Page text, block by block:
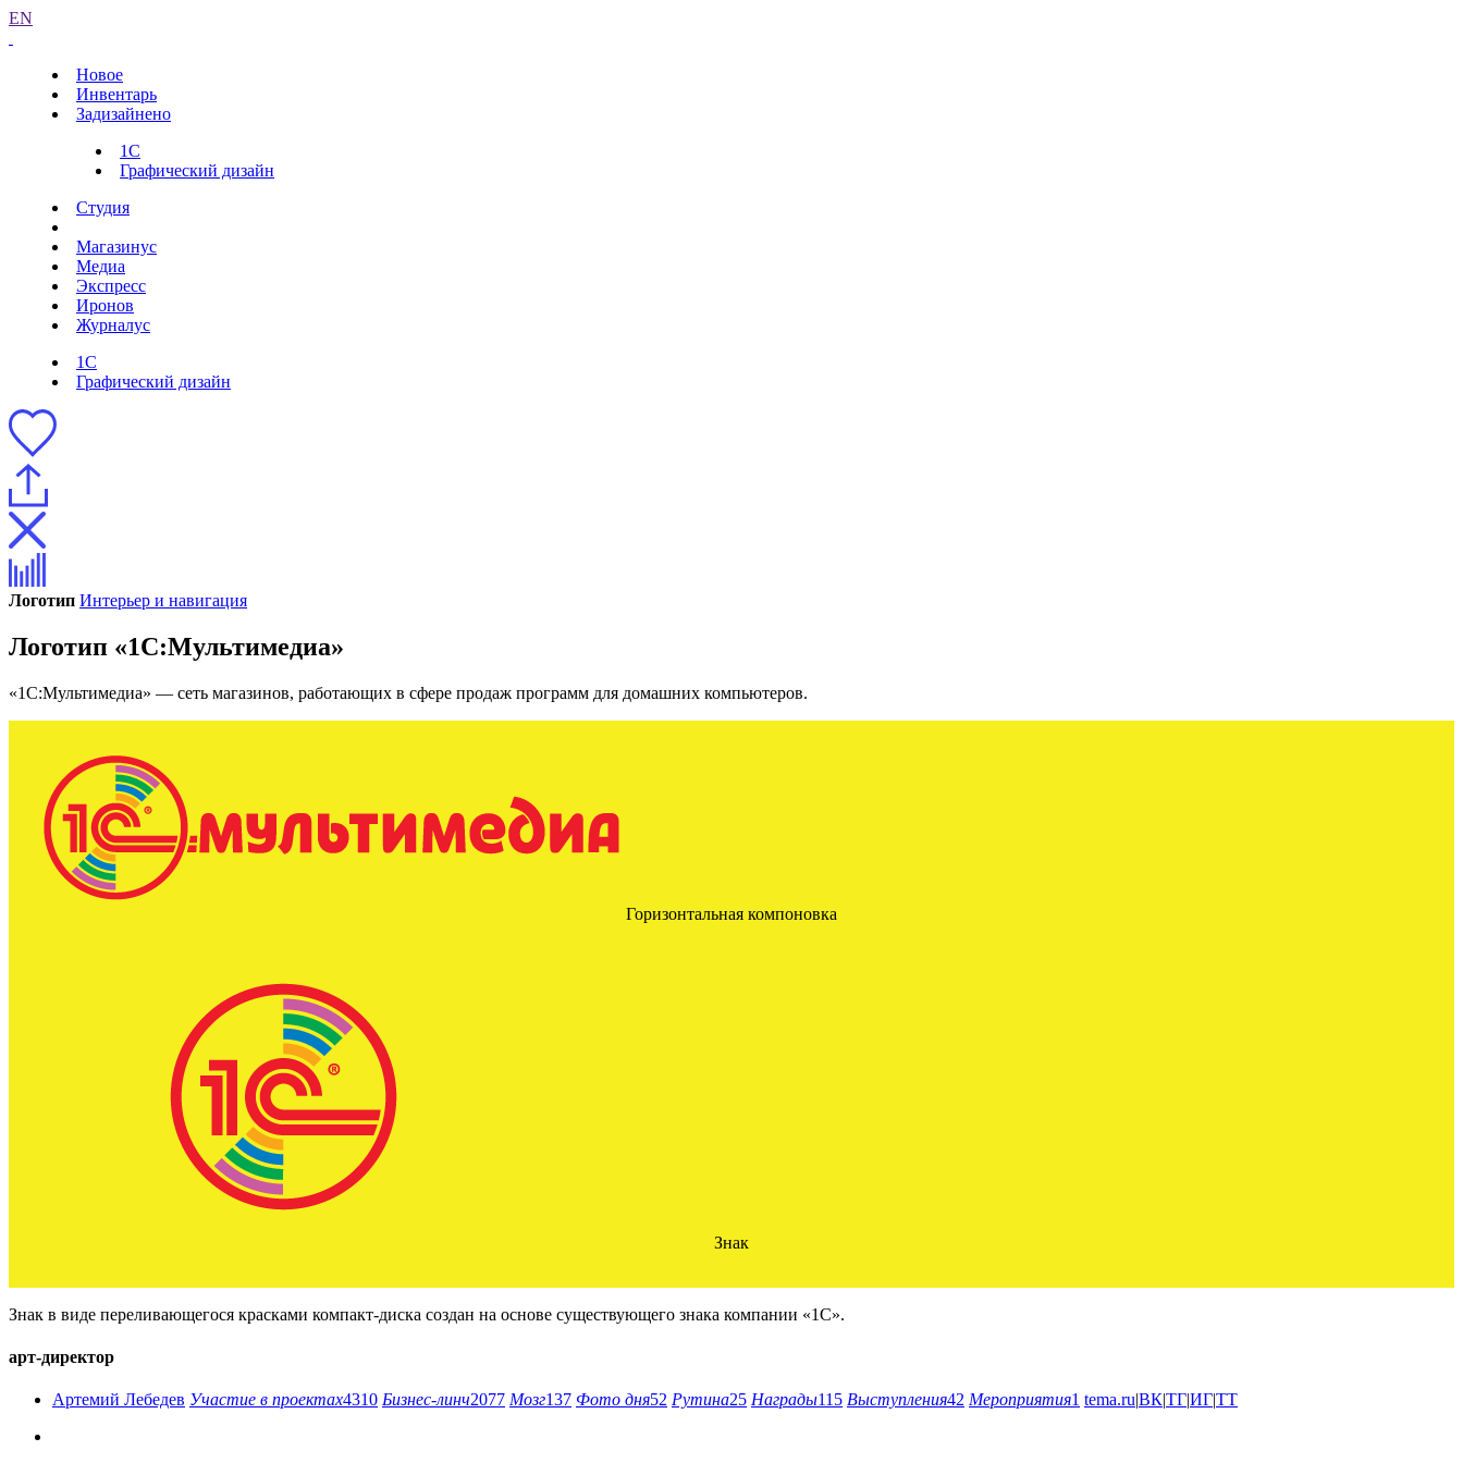
EN
Новое
Инвентарь
Задизайнено
1С
Графический дизайн
Студия
Магазинус
Медиа
Экспресс
Иронов
Журналус
1С
Графический дизайн
Логотип Интерьер и навигация
Логотип «1С:Мультимедиа»
«1С:Мультимедиа» — сеть магазинов, работающих в сфере продаж программ для домашних компьютеров.
Горизонтальная компоновка
Знак
Знак в виде переливающегося красками компакт-диска создан на основе существующего знака компании «1С».
арт-директор
Артемий Лебедев Участие в проектах4310 Бизнес-линч2077 Мозг137 Фото дня52 Рутина25 Награды115 Выступления42 Мероприятия1 tema.ru|ВК|ТГ|ИГ|ТТ